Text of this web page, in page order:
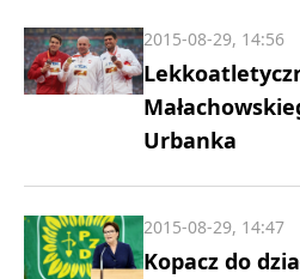
Urbanka
2015-08-29, 14:56
Kopacz do
2015-08-29, 14:47